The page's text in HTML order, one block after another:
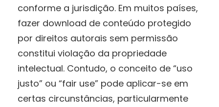
conforme a jurisdição. Em muitos países,
fazer download de conteúdo protegido
por direitos autorais sem permissão
constitui violação da propriedade
intelectual. Contudo, o conceito de “uso
justo” ou “fair use” pode aplicar-se em
certas circunstâncias, particularmente